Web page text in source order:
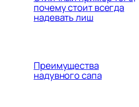
почему стоит всегда
надевать лиш
Преимущества
надувного сапа